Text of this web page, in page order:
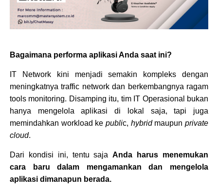
Bagaimana performa aplikasi Anda saat ini?
IT Network kini menjadi semakin kompleks dengan
meningkatnya traffic network dan berkembangnya ragam
tools monitoring. Disamping itu, tim IT Operasional bukan
hanya mengelola aplikasi di lokal saja, tapi juga
memindahkan workload ke public, hybridmaupunprivate
cloud.
Dari kondisi ini, tentu sajaAnda harus menemukan
cara baru dalam mengamankan dan mengelola
aplikasi dimanapun berada.